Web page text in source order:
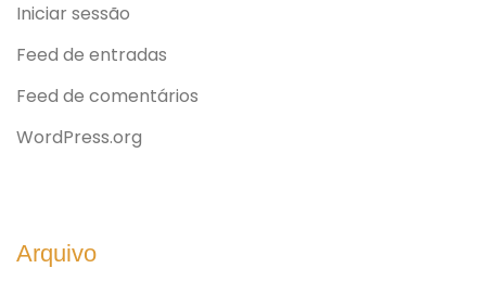
Iniciar sessão
Feed de entradas
Feed de comentários
WordPress.org
Arquivo